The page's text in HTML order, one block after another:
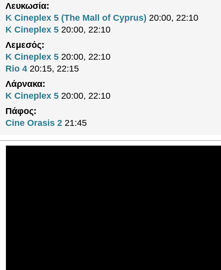
Λευκωσία:
K Cineplex 5 (The Mall of Cyprus) 20:00, 22:10
K Cineplex 5 20:00, 22:10
Λεμεσός:
K Cineplex 5 20:00, 22:10
Rio 4 20:15, 22:15
Λάρνακα:
K Cineplex 5 20:00, 22:10
Πάφος:
Cine Orasis 2 21:45